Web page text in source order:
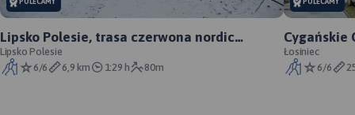
POLECAMY
Lipsko Polesie, trasa czerwona nordic
walking (prawie cała)
Lipsko Polesie
6/6
6,9 km 1:29 h 80m
POLECAMY
Cygańskie
Łosiniec
6/6